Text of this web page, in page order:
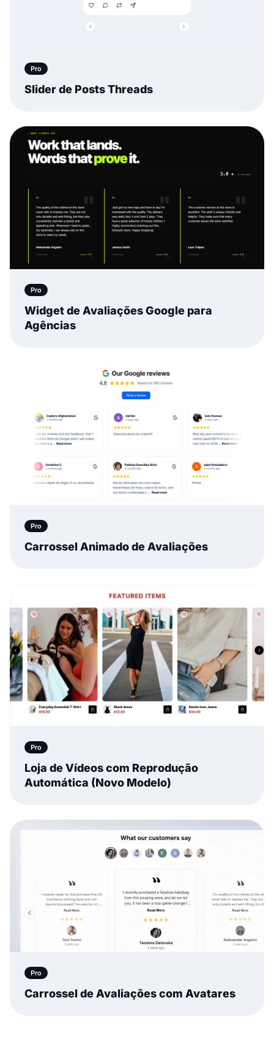
Pro
Slider de Posts Threads
Pro
Widget de Avaliações Google para
Agências
Pro
Carrossel Animado de Avaliações
Pro
Loja de Vídeos com Reprodução
Automática (Novo Modelo)
Pro
Carrossel de Avaliações com Avatares